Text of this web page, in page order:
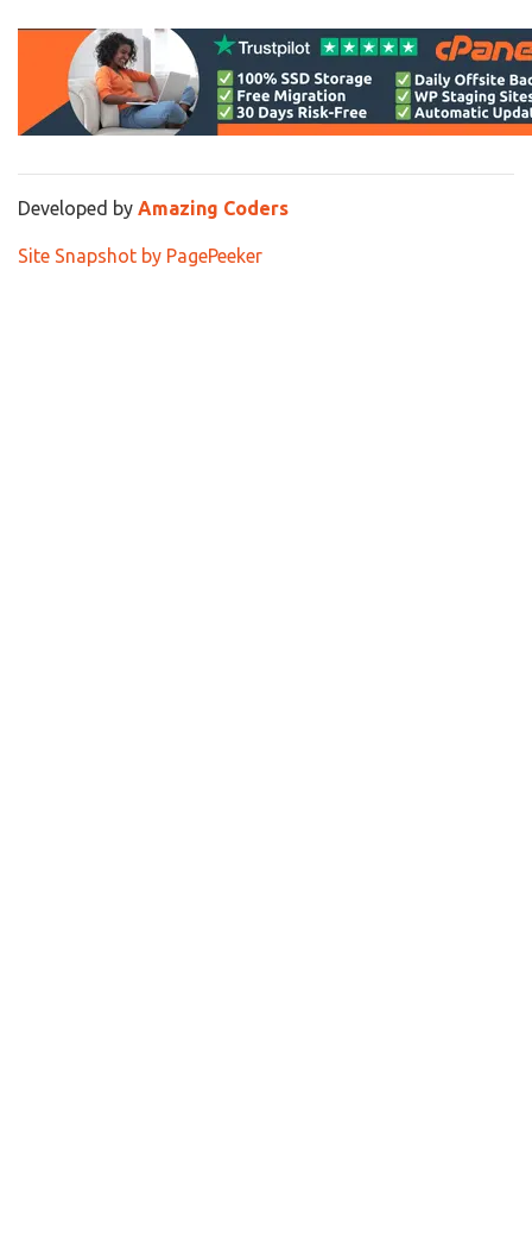
Developed by Amazing Coders
Site Snapshot by PagePeeker